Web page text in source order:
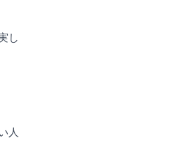
し
人